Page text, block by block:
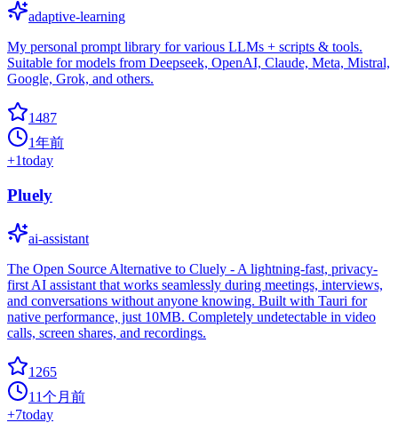
adaptive-learning
My personal prompt library for various LLMs + scripts & tools.
Suitable for models from Deepseek, OpenAI, Claude, Meta, Mistral,
Google, Grok, and others.
1487
1年前
+1today
Pluely
ai-assistant
The Open Source Alternative to Cluely - A lightning-fast, privacy-
first AI assistant that works seamlessly during meetings, interviews,
and conversations without anyone knowing. Built with Tauri for
native performance, just 10MB. Completely undetectable in video
calls, screen shares, and recordings.
1265
11个月前
+7today